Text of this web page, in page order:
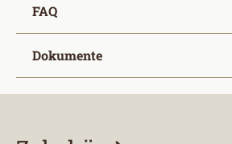
FAQ
Dokumente